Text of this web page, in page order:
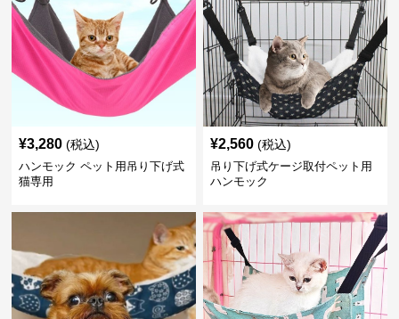
¥3,280 (税込)
ハンモック ペット用吊り下げ式
猫専用
¥2,560 (税込)
吊り下げ式ケージ取付ペット用
ハンモック